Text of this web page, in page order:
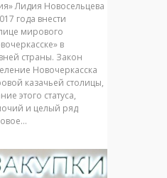
Лидия Новосельцева
года внести
мирового
в
страны. Закон
Новочеркасска
казачьей столицы,
этого статуса,
и целый ряд